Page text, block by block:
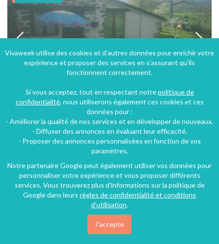
Cassaniouze (28 km), Cantal, Auvergne, Auvergne-Rhône-Alpes, France
82€
Vivaweek utilise des cookies et d'autres données pour enrichir votre
expérience et proposer des services en s'assurant qu'ils
fonctionnent correctement.
Si vous acceptez, tout en respectant notrepolitique de
confidentialité, nous utiliserons également ces cookies et ces
données pour :
- Améliorer la qualité de nos services et en développer de nouveaux.
- Diffuser des annonces en évaluant leur efficacité.
- Proposer des annonces personnalisées en fonction de vos
paramètres.
Notre partenaire Google peut également utiliser vos données pour
personnaliser votre expérience et vous proposer différents
services. Vous trouverez plus d'informations sur la politique de
Google dans leurs règles de confidentialité et conditions
d'utilisation.
J'accepte